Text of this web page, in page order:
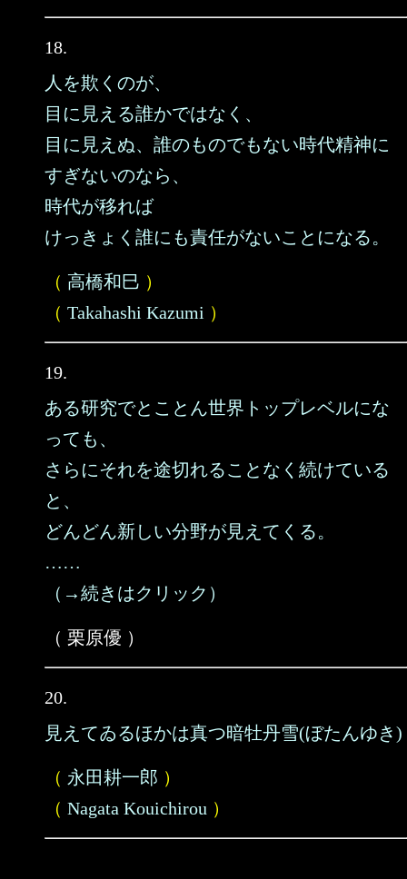
18.
人を欺くのが、
目に見える誰かではなく、
目に見えぬ、誰のものでもない時代精神に
すぎないのなら、
時代が移れば
けっきょく誰にも責任がないことになる。
（ 高橋和巳 ）
（ Takahashi Kazumi ）
19.
ある研究でとことん世界トップレベルにな
っても、
さらにそれを途切れることなく続けている
と、
どんどん新しい分野が見えてくる。
……
（→続きはクリック）
（ 栗原優 ）
20.
見えてゐるほかは真つ暗牡丹雪(ぼたんゆき)
（ 永田耕一郎 ）
（ Nagata Kouichirou ）